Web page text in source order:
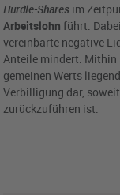
Hurdle-Shares im
Arbeitslohn führt.
vereinbarte negative
Anteile mindert. Mithin
gemeinen Werts
Verbilligung dar,
zurückzuführen ist.